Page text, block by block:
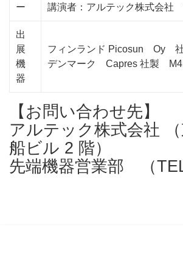
ー
講演者：アルテック株式会
出
展
機
器
フィンランド Picosun Oy
デンマーク Capres 社製
【お問い合わせ先】
アルテック株式会社
船ビル 2 階）
先端機器営業部 （